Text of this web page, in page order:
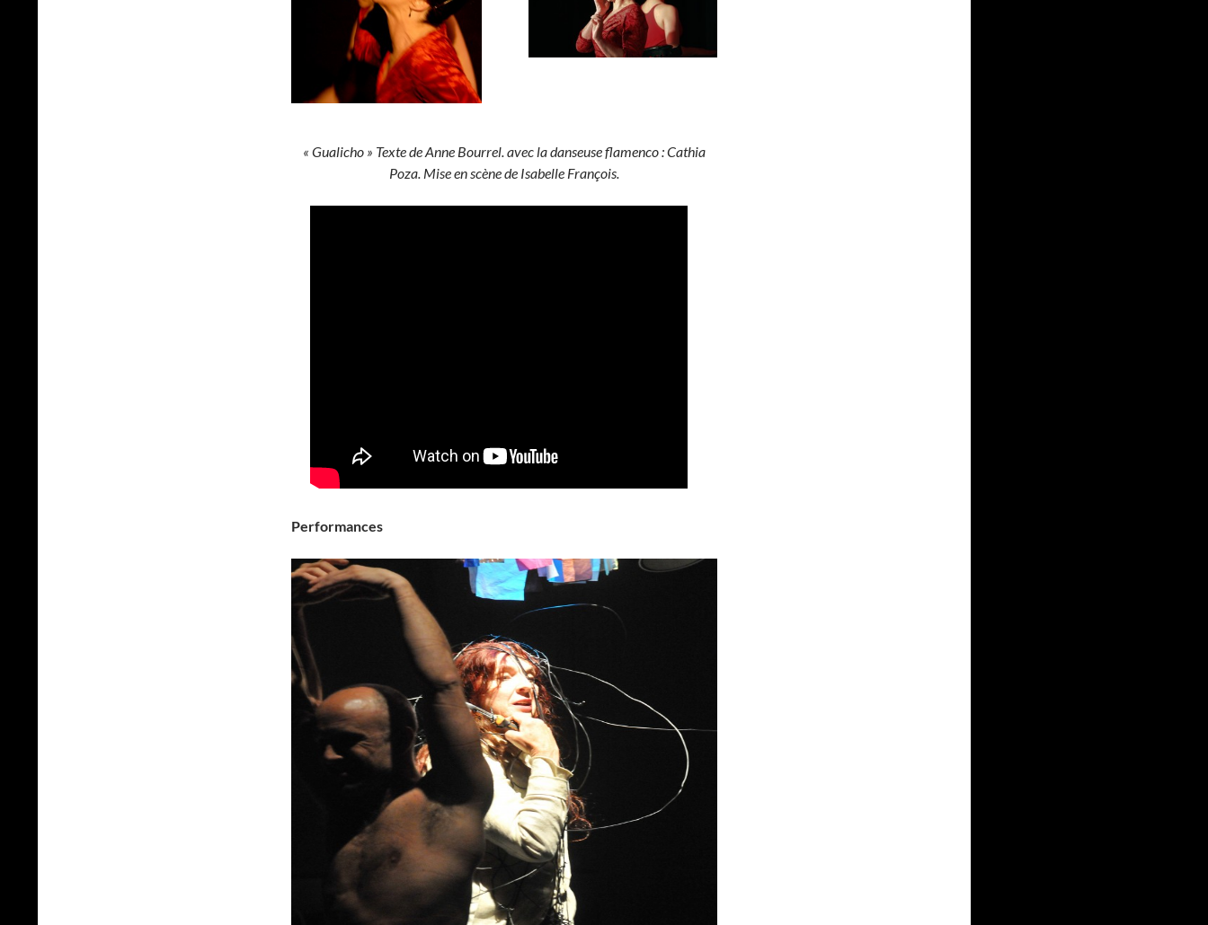
« Gualicho » Texte de Anne Bourrel. avec la danseuse flamenco : Cathia
Poza. Mise en scène de Isabelle François.
Performances